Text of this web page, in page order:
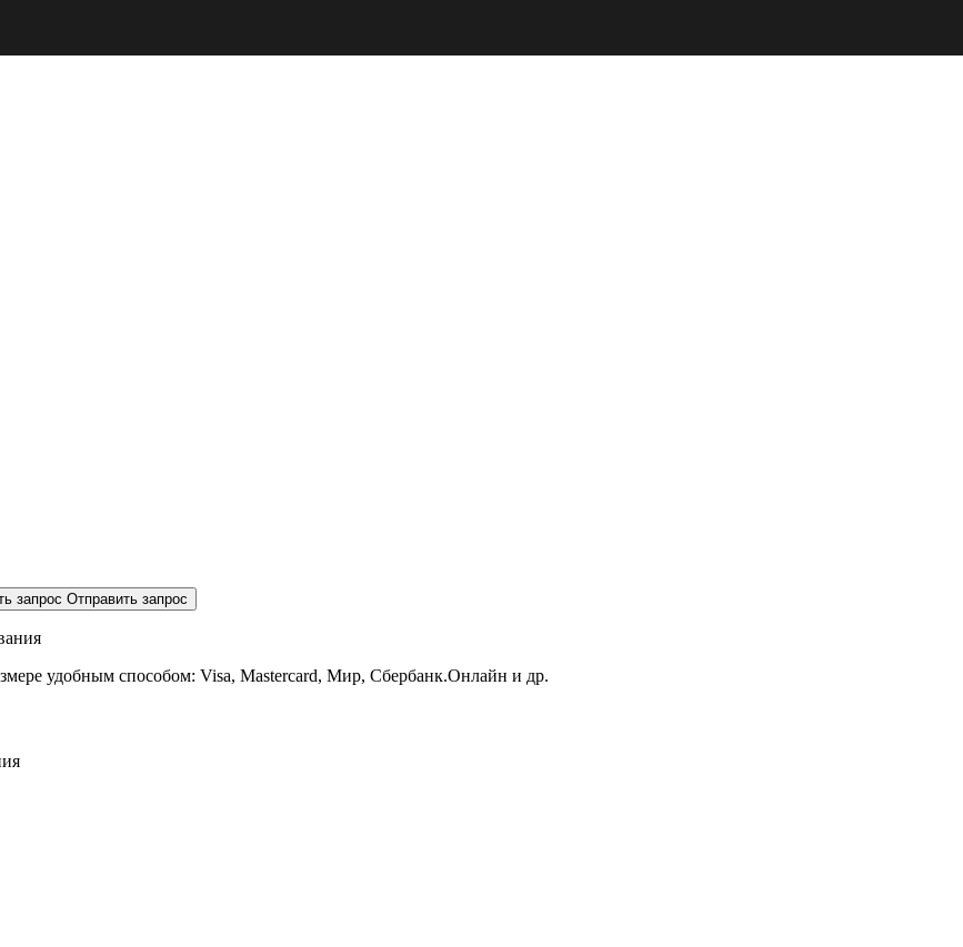
запрос Отправить запрос
удобным способом: Visa, Mastercard, Мир, Сбербанк.Онлайн и др.